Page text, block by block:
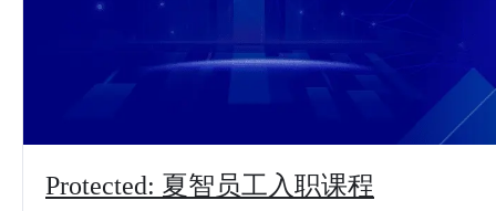
Protected: 夏智员工入职课程